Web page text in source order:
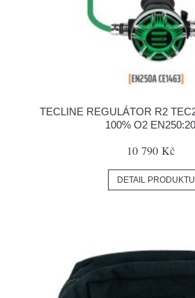
TECLINE REGULÁTOR R2
100% O2
10 790 Kč
DETAIL PRODUKTU